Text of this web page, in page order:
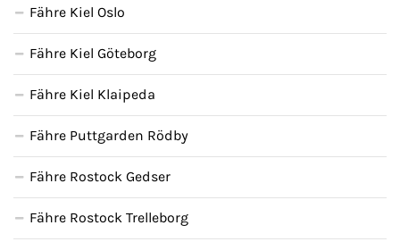
Fähre Kiel Oslo
Fähre Kiel Göteborg
Fähre Kiel Klaipeda
Fähre Puttgarden Rödby
Fähre Rostock Gedser
Fähre Rostock Trelleborg